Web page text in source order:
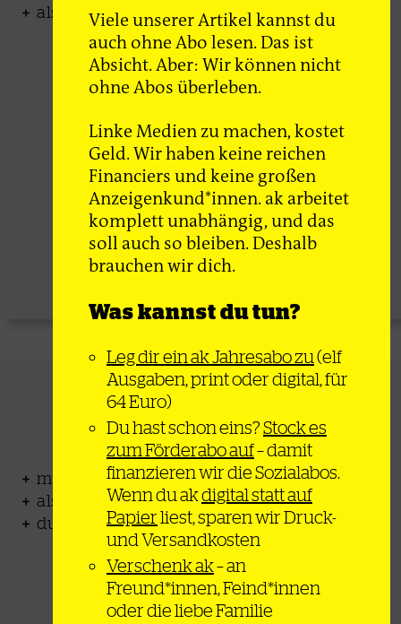
als Print oder Digital-Abo erhältlich
ab64€
pro Jahr
Förder-Abo
monatlich auf 32 Seiten + Onlinezugang
als Print oder Digital-Abo erhältlich
du finanzierst ein Sozial-Abo
Viele unserer Artikel kannst du
auch ohne Abo lesen. Das ist
Absicht. Aber: Wir können nicht
ohne Abos überleben.
Linke Medien zu machen, kostet
Geld. Wir haben keine reichen
Financiers und keine großen
Anzeigenkund*innen. ak arbeitet
komplett unabhängig, und das
soll auch so bleiben. Deshalb
brauchen wir dich.
Was kannst du tun?
Leg dir ein ak Jahresabo zu(elf
Ausgaben, print oder digital, für
64 Euro)
Du hast schon eins?Stock es
zum Förderabo auf– damit
finanzieren wir die Sozialabos.
Wenn du akdigital statt auf
Papierliest, sparen wir Druck-
und Versandkosten
Verschenk ak– an
Freund*innen, Feind*innen
oder die liebe Familie